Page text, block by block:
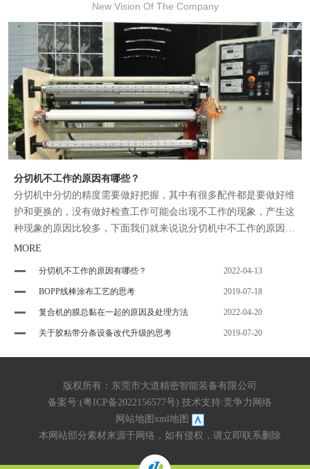
New Vision Of The Company
分切机不工作的原因有哪些？
分切机中分切的精度需要做好把握，其中有很多配件都是要做好维
护和更换的，没有做好检查工作可能会出现不工作的现象，产生这
种现象的原因比较多，下面我们就来说说分切机中不工作的原因有
哪些。
MORE
分切机不工作的原因有哪些？ 2022-04-13
BOPP线棒涂布工艺的思考 2019-07-18
复合机的膜总黏在一起的原因及处理方法 2022-04-20
关于胶粘带分条设备改代升级的思考 2019-07-20
版权所有：东莞市大道精密智能装备有限公司
备案号:(粤ICP备2022156577号) 技术支持:竞争力网络
网站地图 xml地图
本网站部分素材来源于网络，如有侵权，请立即联系删除